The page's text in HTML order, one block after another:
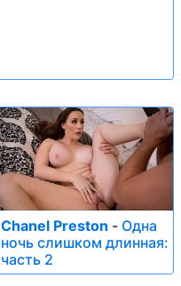
Chanel Preston - Одна
ночь слишком длинная:
часть 2